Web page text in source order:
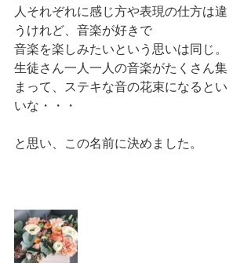
人それぞれに感じ方や表現の仕方は違
うけれど、音楽が好きで
音楽を楽しみたいという思いは同じ。
生徒さん一人一人の音楽がたくさん集
まって、ステキな音の花束になるとい
いな・・・
と思い、この名前に決めました。